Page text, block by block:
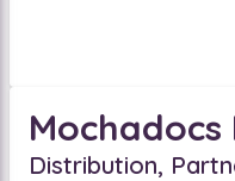
Mochadocs
Distribution,